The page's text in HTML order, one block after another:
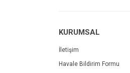
KURUMSAL
İletişim
Havale Bildirim Formu